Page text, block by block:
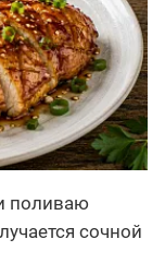
поливаю
сочной